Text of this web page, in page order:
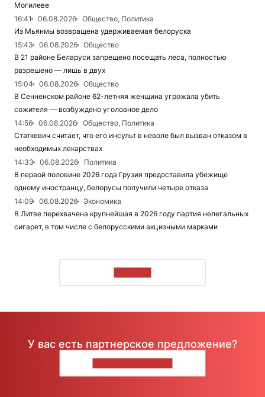
Могилеве
16:41
06.08.2026
Общество, Политика
Из Мьянмы возвращена удерживаемая белоруска
15:43
06.08.2026
Общество
В 21 районе Беларуси запрещено посещать леса, полностью
разрешено — лишь в двух
15:04
06.08.2026
Общество
В Сенненском районе 62-летняя женщина угрожала убить
сожителя — возбуждено уголовное дело
14:56
06.08.2026
Общество, Политика
Статкевич считает, что его инсульт в неволе был вызван отказом в
необходимых лекарствах
14:33
06.08.2026
Политика
В первой половине 2026 года Грузия предоставила убежище
одному иностранцу, белорусы получили четыре отказа
14:09
06.08.2026
Экономика
В Литве перехвачена крупнейшая в 2026 году партия нелегальных
сигарет, в том числе с белорусскими акцизными марками
У вас есть партнерское предложение?